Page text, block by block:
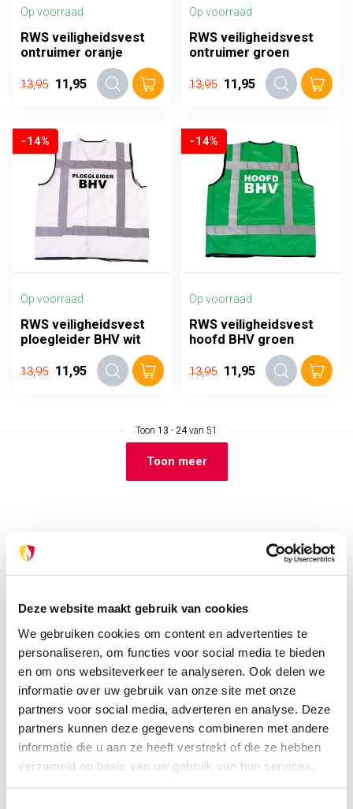
Deze website maakt gebruik van cookies
We gebruiken cookies om content en advertenties te
personaliseren, om functies voor social media te bieden
en om ons websiteverkeer te analyseren. Ook delen we
informatie over uw gebruik van onze site met onze
partners voor social media, adverteren en analyse. Deze
partners kunnen deze gegevens combineren met andere
informatie die u aan ze heeft verstrekt of die ze hebben
verzameld op basis van uw gebruik van hun services.
Op voorraad
RWS veiligheidsvest
ontruimer oranje
13,95 11,95
Op voorraad
RWS veiligheidsvest
ontruimer groen
13,95 11,95
-14%
Op voorraad
RWS veiligheidsvest
ploegleider BHV wit
13,95 11,95
-14%
Op voorraad
RWS veiligheidsvest
hoofd BHV groen
13,95 11,95
Toon 13 - 24van 51
Toon meer